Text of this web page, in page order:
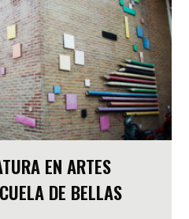
EN ARTES
DE BELLAS